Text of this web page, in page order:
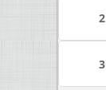
2
3